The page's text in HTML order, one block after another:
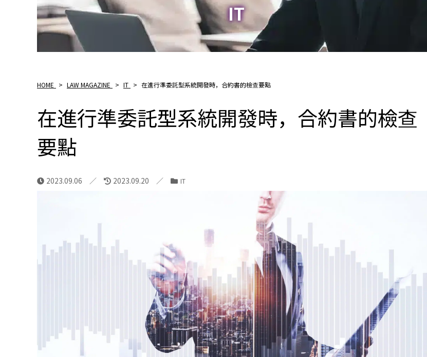
IT
HOME > LAW MAGAZINE > IT > 在進行準委託型系統開發時，合約書的檢查要點
在進行準委託型系統開發時，合約書的檢查
要點
2023.09.06 2023.09.20 IT